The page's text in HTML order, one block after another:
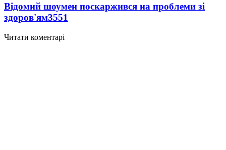
Відомий шоумен поскаржився на проблеми зі
здоров'ям3551
Читати коментарі